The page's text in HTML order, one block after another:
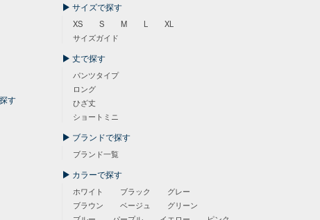
す
サイズで探す
XS S M L
XL
サイズガイド
丈で探す
パンツタイプ
ロング
ひざ丈
ショートミニ
ブランドで探す
ブランド一覧
カラーで探す
ホワイト ブラック
グレー
ブラウン
ベージュ
グリーン